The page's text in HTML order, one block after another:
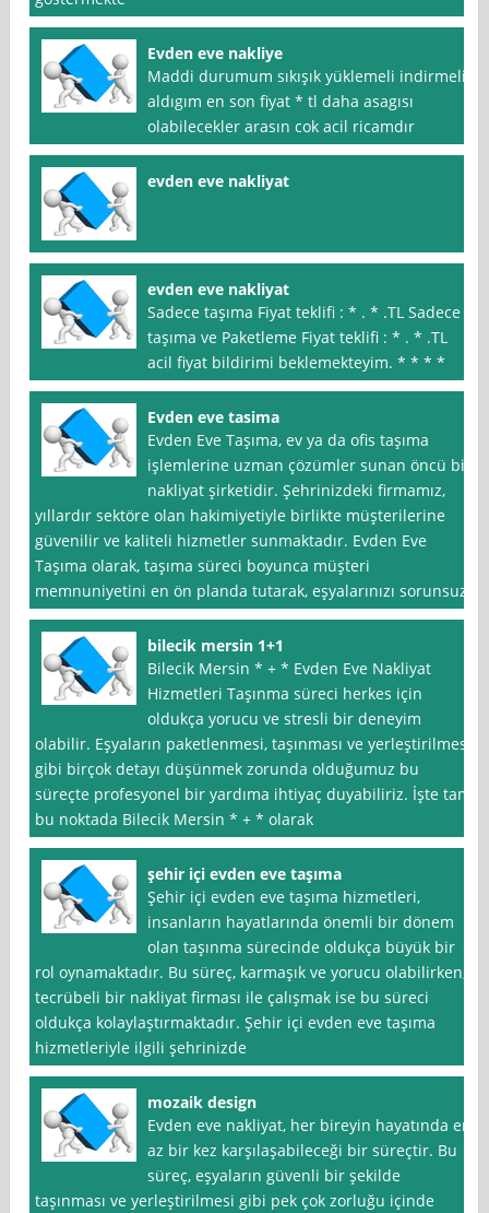
Evden eve nakliye
Maddi durumum sıkışık yüklemeli indirmeli
aldıgım en son fiyat * tl daha asagısı
olabilecekler arasın cok acil ricamdır
evden eve nakliyat
evden eve nakliyat
Sadece taşıma Fiyat teklifi : * . * .TL Sadece
taşıma ve Paketleme Fiyat teklifi : * . * .TL
acil fiyat bildirimi beklemekteyim. * * * *
Evden eve tasima
Evden Eve Taşıma, ev ya da ofis taşıma
işlemlerine uzman çözümler sunan öncü bir
nakliyat şirketidir. Şehrinizdeki firmamız,
yıllardır sektöre olan hakimiyetiyle birlikte müşterilerine
güvenilir ve kaliteli hizmetler sunmaktadır. Evden Eve
Taşıma olarak, taşıma süreci boyunca müşteri
memnuniyetini en ön planda tutarak, eşyalarınızı sorunsuz
bilecik mersin 1+1
Bilecik Mersin * + * Evden Eve Nakliyat
Hizmetleri Taşınma süreci herkes için
oldukça yorucu ve stresli bir deneyim
olabilir. Eşyaların paketlenmesi, taşınması ve yerleştirilmesi
gibi birçok detayı düşünmek zorunda olduğumuz bu
süreçte profesyonel bir yardıma ihtiyaç duyabiliriz. İşte tam
bu noktada Bilecik Mersin * + * olarak
şehir içi evden eve taşıma
Şehir içi evden eve taşıma hizmetleri,
insanların hayatlarında önemli bir dönem
olan taşınma sürecinde oldukça büyük bir
rol oynamaktadır. Bu süreç, karmaşık ve yorucu olabilirken,
tecrübeli bir nakliyat firması ile çalışmak ise bu süreci
oldukça kolaylaştırmaktadır. Şehir içi evden eve taşıma
hizmetleriyle ilgili şehrinizde
mozaik design
Evden eve nakliyat, her bireyin hayatında en
az bir kez karşılaşabileceği bir süreçtir. Bu
süreç, eşyaların güvenli bir şekilde
taşınması ve yerleştirilmesi gibi pek çok zorluğu içinde